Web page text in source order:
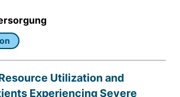
Utilization and
Experiencing Severe